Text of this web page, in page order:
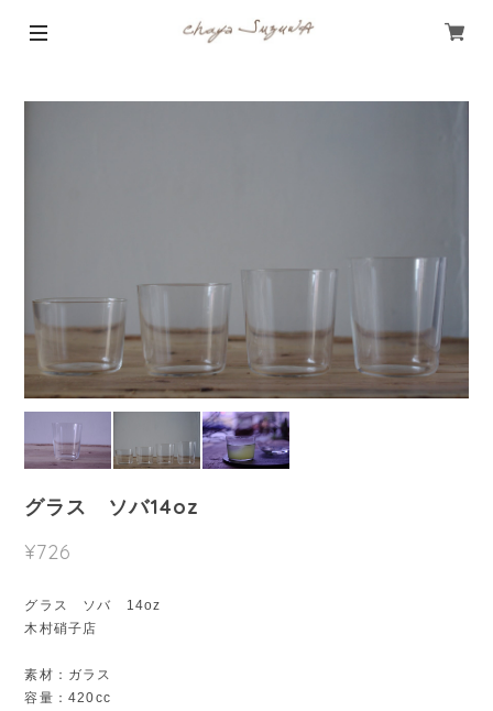
グラス ソバ14oz
¥726
グラス ソバ 14oz
木村硝子店
素材：ガラス
容量：420cc